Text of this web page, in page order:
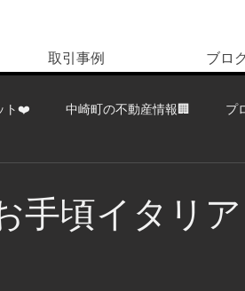
取引事例 ブロ
ト❤️ 中崎町の不動産情報🏢 プ
手頃イタリ